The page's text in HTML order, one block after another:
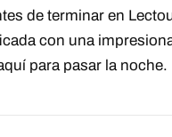
de terminar en
con una
para pasar la noche.